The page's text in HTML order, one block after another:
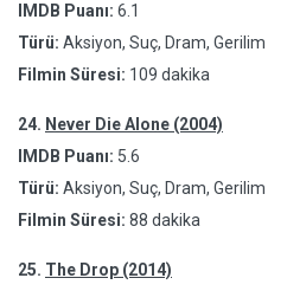
IMDB Puanı: 6.1
Türü: Aksiyon, Suç, Dram, Gerilim
Filmin Süresi: 109 dakika
24. Never Die Alone (2004)
IMDB Puanı: 5.6
Türü: Aksiyon, Suç, Dram, Gerilim
Filmin Süresi: 88 dakika
25. The Drop (2014)